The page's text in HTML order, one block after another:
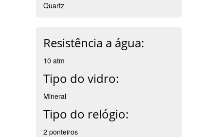
Quartz
Resistência a água:
10 atm
Tipo do vidro:
Mineral
Tipo do relógio:
2 ponteiros